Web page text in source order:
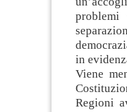
in
Viene
Regioni